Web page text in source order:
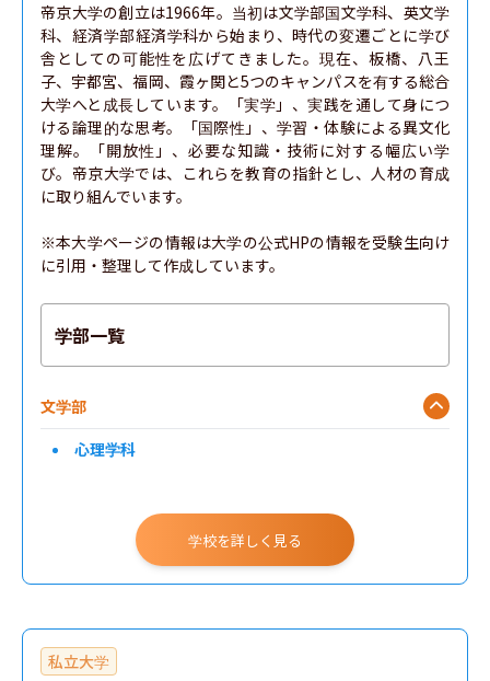
帝京大学の創立は1966年。当初は文学部国文学科、英文学
科、経済学部経済学科から始まり、時代の変遷ごとに学び
舎としての可能性を広げてきました。現在、板橋、八王
子、宇都宮、福岡、霞ヶ関と5つのキャンパスを有する総合
大学へと成長しています。「実学」、実践を通して身につ
ける論理的な思考。「国際性」、学習・体験による異文化
理解。「開放性」、必要な知識・技術に対する幅広い学
び。帝京大学では、これらを教育の指針とし、人材の育成
に取り組んでいます。
※本大学ページの情報は大学の公式HPの情報を受験生向け
に引用・整理して作成しています。
学部一覧
文学部
心理学科
学校を詳しく見る
私立大学